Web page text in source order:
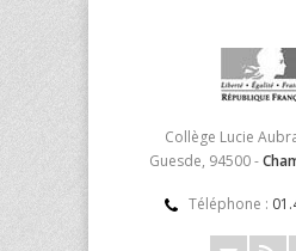
Collège Lucie
Guesde, 94500 -
Téléphone :